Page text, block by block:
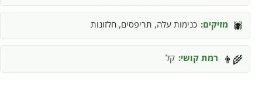
🕷️ מזיקים: כנימות עלה, תריפסים, חלזונות
👨‍🌾 רמת קושי: קל